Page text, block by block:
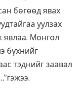
бөгөөд явах
уулзах
явлаа. Монгол
бүхнийг
тэднийг заавал